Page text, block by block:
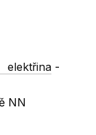
elektřina -
NN